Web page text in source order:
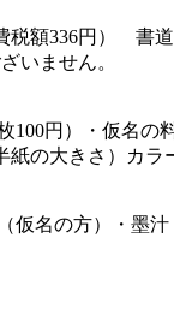
税額336円） 書
いません。
100円）・仮名
紙の大きさ）カ
仮名の方）・墨